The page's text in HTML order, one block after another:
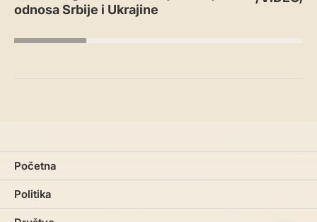
odnosa Srbije i Ukrajine
Početna
Politika